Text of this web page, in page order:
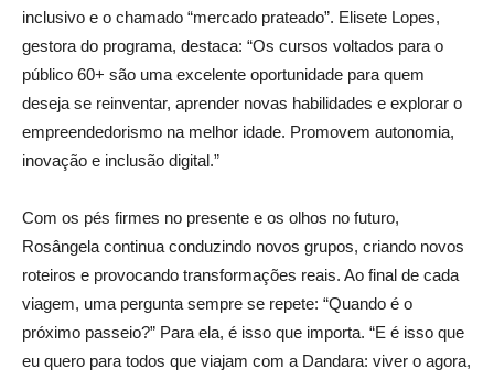
inclusivo e o chamado “mercado prateado”. Elisete Lopes,
gestora do programa, destaca: “Os cursos voltados para o
público 60+ são uma excelente oportunidade para quem
deseja se reinventar, aprender novas habilidades e explorar o
empreendedorismo na melhor idade. Promovem autonomia,
inovação e inclusão digital.”
Com os pés firmes no presente e os olhos no futuro,
Rosângela continua conduzindo novos grupos, criando novos
roteiros e provocando transformações reais. Ao final de cada
viagem, uma pergunta sempre se repete: “Quando é o
próximo passeio?” Para ela, é isso que importa. “E é isso que
eu quero para todos que viajam com a Dandara: viver o agora,